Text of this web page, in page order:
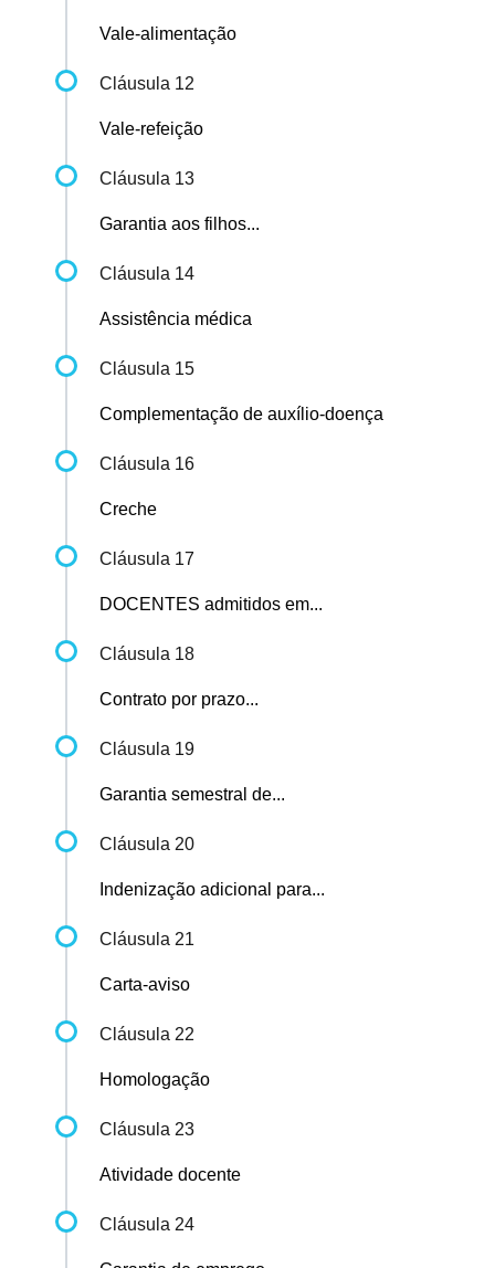
Vale-alimentação
Cláusula 12
Vale-refeição
Cláusula 13
Garantia aos filhos...
Cláusula 14
Assistência médica
Cláusula 15
Complementação de auxílio-doença
Cláusula 16
Creche
Cláusula 17
DOCENTES admitidos em...
Cláusula 18
Contrato por prazo...
Cláusula 19
Garantia semestral de...
Cláusula 20
Indenização adicional para...
Cláusula 21
Carta-aviso
Cláusula 22
Homologação
Cláusula 23
Atividade docente
Cláusula 24